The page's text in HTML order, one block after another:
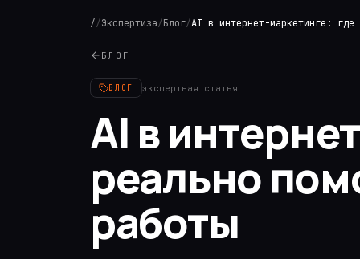
//Экспертиза/Блог/
БЛОГ
БЛОГ экспертная статья
AI в
реально
работы